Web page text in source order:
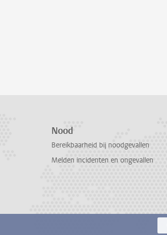
Nood
Bereikbaarheid bij noodgevallen
Melden incidenten en ongevallen